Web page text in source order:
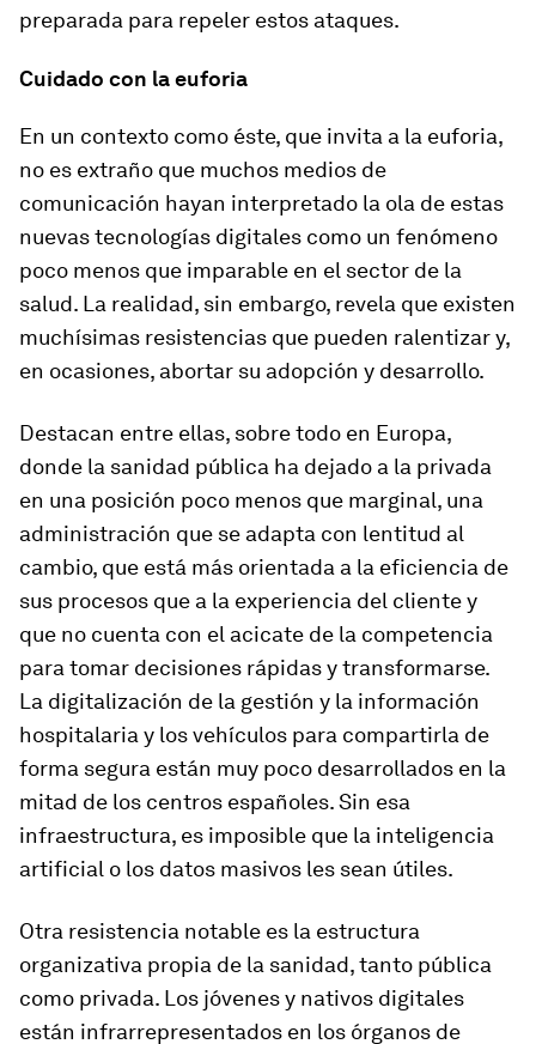
preparada para repeler estos ataques.
Cuidado con la euforia
En un contexto como éste, que invita a la euforia,
no es extraño que muchos medios de
comunicación hayan interpretado la ola de estas
nuevas tecnologías digitales como un fenómeno
poco menos que imparable en el sector de la
salud. La realidad, sin embargo, revela que existen
muchísimas resistencias que pueden ralentizar y,
en ocasiones, abortar su adopción y desarrollo.
Destacan entre ellas, sobre todo en Europa,
donde la sanidad pública ha dejado a la privada
en una posición poco menos que marginal, una
administración que se adapta con lentitud al
cambio, que está más orientada a la eficiencia de
sus procesos que a la experiencia del cliente y
que no cuenta con el acicate de la competencia
para tomar decisiones rápidas y transformarse.
La digitalización de la gestión y la información
hospitalaria y los vehículos para compartirla de
forma segura están muy poco desarrollados en la
mitad de los centros españoles. Sin esa
infraestructura, es imposible que la inteligencia
artificial o los datos masivos les sean útiles.
Otra resistencia notable es la estructura
organizativa propia de la sanidad, tanto pública
como privada. Los jóvenes y nativos digitales
están infrarrepresentados en los órganos de